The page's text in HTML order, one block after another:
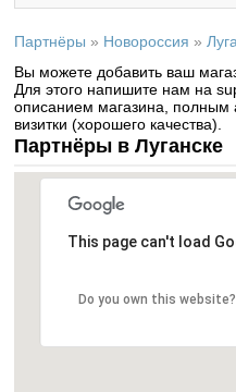
Партнёры » Новороссия »
Вы можете добавить ваш
Для этого напишите нам на
описанием магазина, полным
визитки (хорошего качества).
Партнёры в Луганске
This page can't load
Do you own this website?